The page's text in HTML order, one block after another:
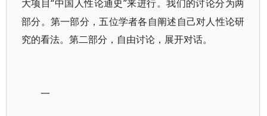
大项目“中国人性论通史”来进行。我们的讨论分为两
部分。第一部分，五位学者各自阐述自己对人性论研
究的看法。第二部分，自由讨论，展开对话。
一